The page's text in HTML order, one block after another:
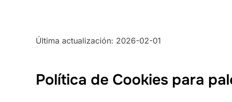
Última actualización: 2026-02-01
Política de Cookies para